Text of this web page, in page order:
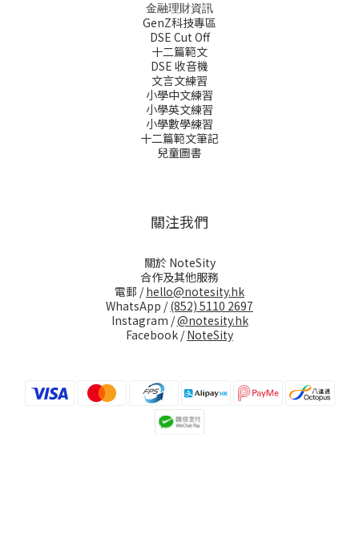
金融理財資訊
GenZ科技專區
DSE Cut Off
十二篇範文
DSE 收音機
文言文練習
小學中文練習
小學英文練習
小學數學練習
十二篇範文筆記
兒童圖書
關注我們
關於 NoteSity
合作及其他服務
電郵 /hello@notesity.hk
WhatsApp /(852) 5110 2697
Instagram /@notesity.hk
Facebook /NoteSity